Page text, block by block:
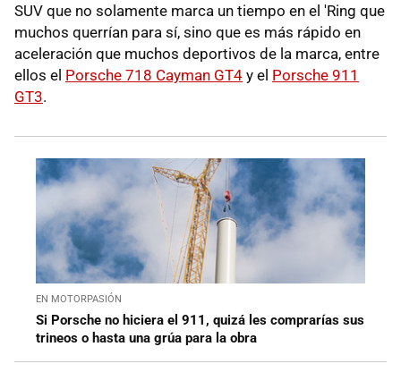
SUV que no solamente marca un tiempo en el 'Ring que
muchos querrían para sí, sino que es más rápido en
aceleración que muchos deportivos de la marca, entre
ellos el Porsche 718 Cayman GT4 y el Porsche 911
GT3.
EN MOTORPASIÓN
Si Porsche no hiciera el 911, quizá les comprarías sus
trineos o hasta una grúa para la obra